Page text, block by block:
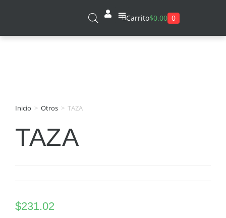
Carrito$0.00 0
Inicio > Otros > TAZA
TAZA
$231.02